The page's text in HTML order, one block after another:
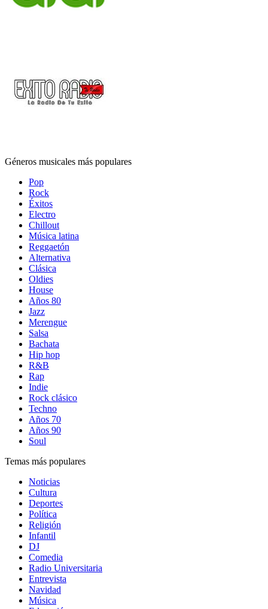
Géneros musicales más populares
Pop
Rock
Éxitos
Electro
Chillout
Música latina
Reggaetón
Alternativa
Clásica
Oldies
House
Años 80
Jazz
Merengue
Salsa
Bachata
Hip hop
R&B
Rap
Indie
Rock clásico
Techno
Años 70
Años 90
Soul
Temas más populares
Noticias
Cultura
Deportes
Política
Religión
Infantil
DJ
Comedia
Radio Universitaria
Entrevista
Navidad
Música